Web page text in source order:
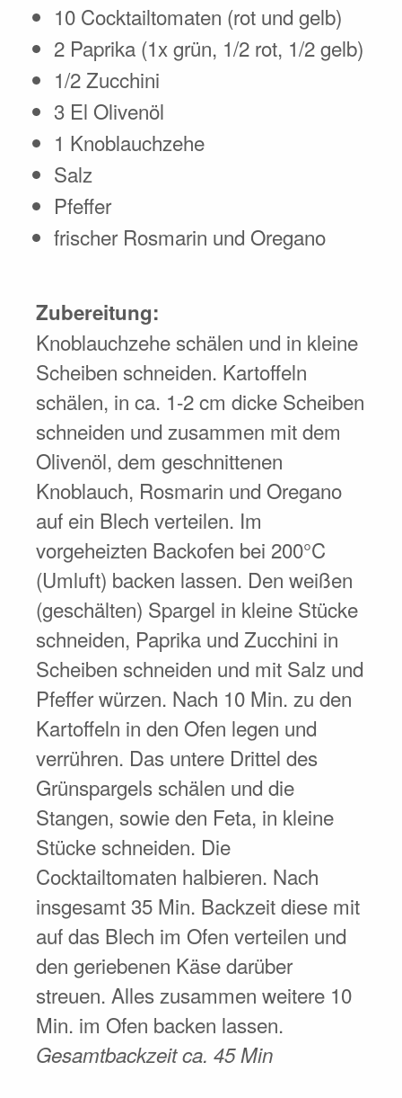
10 Cocktailtomaten (rot und gelb)
2 Paprika (1x grün, 1/2 rot, 1/2 gelb)
1/2 Zucchini
3 El Olivenöl
1 Knoblauchzehe
Salz
Pfeffer
frischer Rosmarin und Oregano
Zubereitung:
Knoblauchzehe schälen und in kleine
Scheiben schneiden. Kartoffeln
schälen, in ca. 1-2 cm dicke Scheiben
schneiden und zusammen mit dem
Olivenöl, dem geschnittenen
Knoblauch, Rosmarin und Oregano
auf ein Blech verteilen. Im
vorgeheizten Backofen bei 200°C
(Umluft) backen lassen. Den weißen
(geschälten) Spargel in kleine Stücke
schneiden, Paprika und Zucchini in
Scheiben schneiden und mit Salz und
Pfeffer würzen. Nach 10 Min. zu den
Kartoffeln in den Ofen legen und
verrühren. Das untere Drittel des
Grünspargels schälen und die
Stangen, sowie den Feta, in kleine
Stücke schneiden. Die
Cocktailtomaten halbieren. Nach
insgesamt 35 Min. Backzeit diese mit
auf das Blech im Ofen verteilen und
den geriebenen Käse darüber
streuen. Alles zusammen weitere 10
Min. im Ofen backen lassen.
Gesamtbackzeit ca. 45 Min